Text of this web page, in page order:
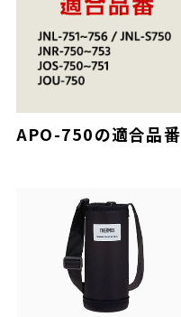
APO-750の適合品番